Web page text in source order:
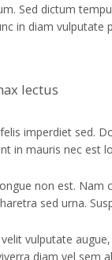
Sed dictum
in diam
lectus
imperdiet sed.
in mauris nec est
non est.
sed urna.
vulputate
diam vel sem